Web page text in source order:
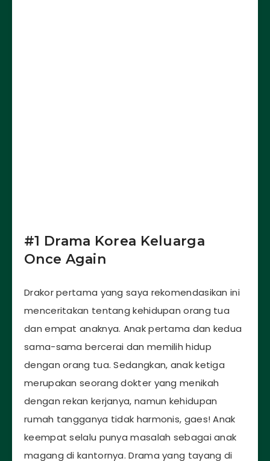
#1 Drama Korea Keluarga
Once Again
Drakor pertama yang saya rekomendasikan ini
menceritakan tentang kehidupan orang tua
dan empat anaknya. Anak pertama dan kedua
sama-sama bercerai dan memilih hidup
dengan orang tua. Sedangkan, anak ketiga
merupakan seorang dokter yang menikah
dengan rekan kerjanya, namun kehidupan
rumah tangganya tidak harmonis, gaes! Anak
keempat selalu punya masalah sebagai anak
magang di kantornya. Drama yang tayang di